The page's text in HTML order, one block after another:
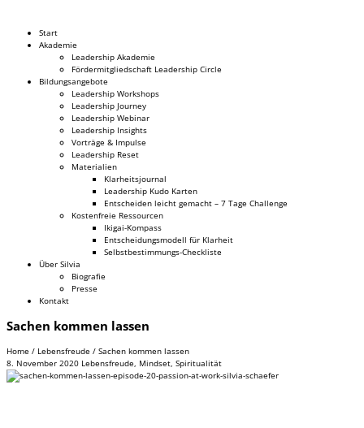
Dr. Silvia Schäfer
Start
Akademie
Leadership Akademie
Fördermitgliedschaft Leadership Circle
Bildungsangebote
Leadership Workshops
Leadership Journey
Leadership Webinar
Leadership Insights
Vorträge & Impulse
Leadership Reset
Materialien
Klarheitsjournal
Leadership Kudo Karten
Entscheiden leicht gemacht – 7 Tage Challenge
Kostenfreie Ressourcen
Ikigai-Kompass
Entscheidungsmodell für Klarheit
Selbstbestimmungs-Checkliste
Über Silvia
Biografie
Presse
Kontakt
Sachen kommen lassen
Home / Lebensfreude / Sachen kommen lassen
8. November 2020 Lebensfreude, Mindset, Spiritualität